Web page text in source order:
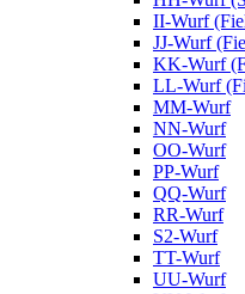
II-Wurf
JJ-Wurf
KK-Wurf
LL-Wurf
MM-Wurf
NN-Wurf
OO-Wurf
PP-Wurf
QQ-Wurf
RR-Wurf
S2-Wurf
TT-Wurf
UU-Wurf